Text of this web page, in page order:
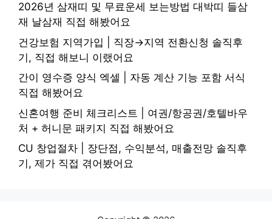
2026년 삼재띠 및 무료운세 보는방법 대박띠 들삼
재 날삼재 직접 해봤어요
건강보험 지역가입 | 직장→지역 전환신청 솔직후
기, 직접 해보니 이랬어요
간이 영수증 양식 엑셀 | 자동 계산 기능 포함 서식
직접 해봤어요
신혼여행 준비 체크리스트 | 여권/항공권/호텔바우
처 + 허니문 패키지 직접 해봤어요
CU 창업절차 | 장단점, 수익분석, 매출전망 솔직후
기, 제가 직접 겪어봤어요